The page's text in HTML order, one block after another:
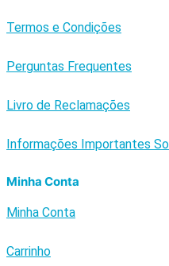
Termos e Condições
Perguntas Frequentes
Livro de Reclamações
Informações Importantes
Minha Conta
Minha Conta
Carrinho